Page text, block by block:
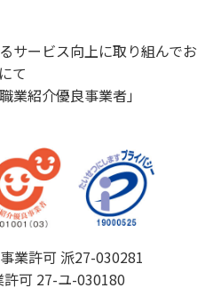
サービス向上に取り組んでお
て
業紹介優良事業者」
業許可 派27-030281
可 27-ユ-030180